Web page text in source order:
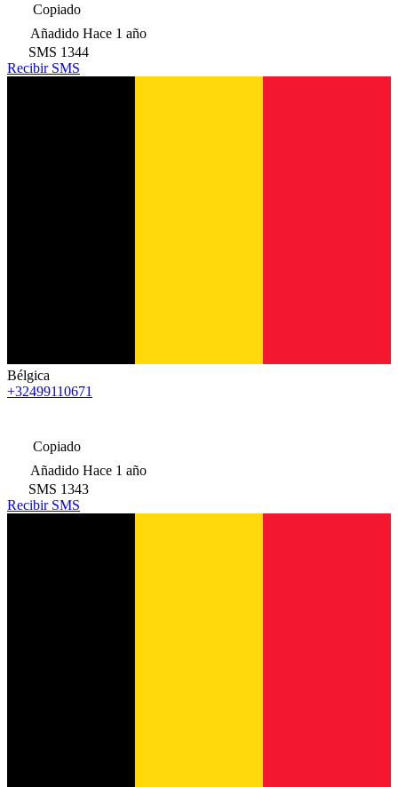
Copiado
Añadido Hace 1 año
SMS 1344
Recibir SMS
Bélgica
+32499110671
Copiado
Añadido Hace 1 año
SMS 1343
Recibir SMS